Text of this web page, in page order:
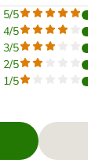
5/5
4/5
3/5
2/5
1/5